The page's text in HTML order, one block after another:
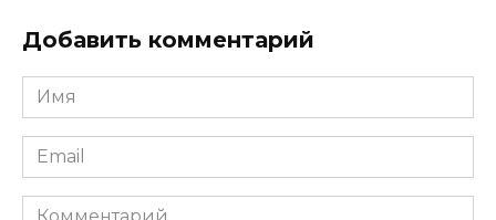
Добавить комментарий
Имя
*
Email
*
Комментарий